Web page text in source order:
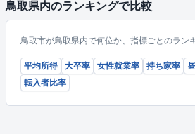
鳥取県内のランキングで比較
鳥取市が鳥取県内で何位か、指標ごとのラン
平均所得 大卒率 女性就業率 持ち家率
転入者比率